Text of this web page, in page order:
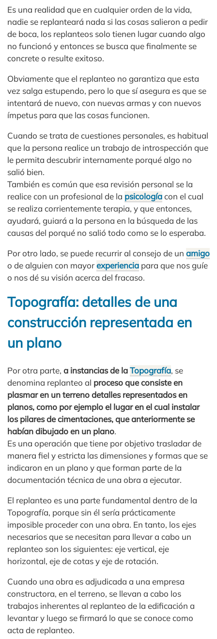
Es una realidad que en cualquier orden de la vida,
nadie se replanteará nada si las cosas salieron a pedir
de boca, los replanteos solo tienen lugar cuando algo
no funcionó y entonces se busca que finalmente se
concrete o resulte exitoso.
Obviamente que el replanteo no garantiza que esta
vez salga estupendo, pero lo que sí asegura es que se
intentará de nuevo, con nuevas armas y con nuevos
ímpetus para que las cosas funcionen.
Cuando se trata de cuestiones personales, es habitual
que la persona realice un trabajo de introspección que
le permita descubrir internamente porqué algo no
salió bien.
También es común que esa revisión personal se la
realice con un profesional de la psicologíacon el cual
se realiza corrientemente terapia, y que entonces,
ayudará, guiará a la persona en la búsqueda de las
causas del porqué no salió todo como se lo esperaba.
Por otro lado, se puede recurrir al consejo de un amigo
o de alguien con mayorexperiencia para que nos guíe
o nos dé su visión acerca del fracaso.
Topografía: detalles de una
construcción representada en
un plano
Por otra parte, a instancias de laTopografía, se
denomina replanteo al proceso que consiste en
plasmar en un terreno detalles representados en
planos, como por ejemplo el lugar en el cual instalar
los pilares de cimentaciones, que anteriormente se
habían dibujado en un plano.
Es una operación que tiene por objetivo trasladar de
manera fiel y estricta las dimensiones y formas que se
indicaron en un plano y que forman parte de la
documentación técnica de una obra a ejecutar.
El replanteo es una parte fundamental dentro de la
Topografía, porque sin él sería prácticamente
imposible proceder con una obra. En tanto, los ejes
necesarios que se necesitan para llevar a cabo un
replanteo son los siguientes: eje vertical, eje
horizontal, eje de cotas y eje de rotación.
Cuando una obra es adjudicada a una empresa
constructora, en el terreno, se llevan a cabo los
trabajos inherentes al replanteo de la edificación a
levantar y luego se firmará lo que se conoce como
acta de replanteo.